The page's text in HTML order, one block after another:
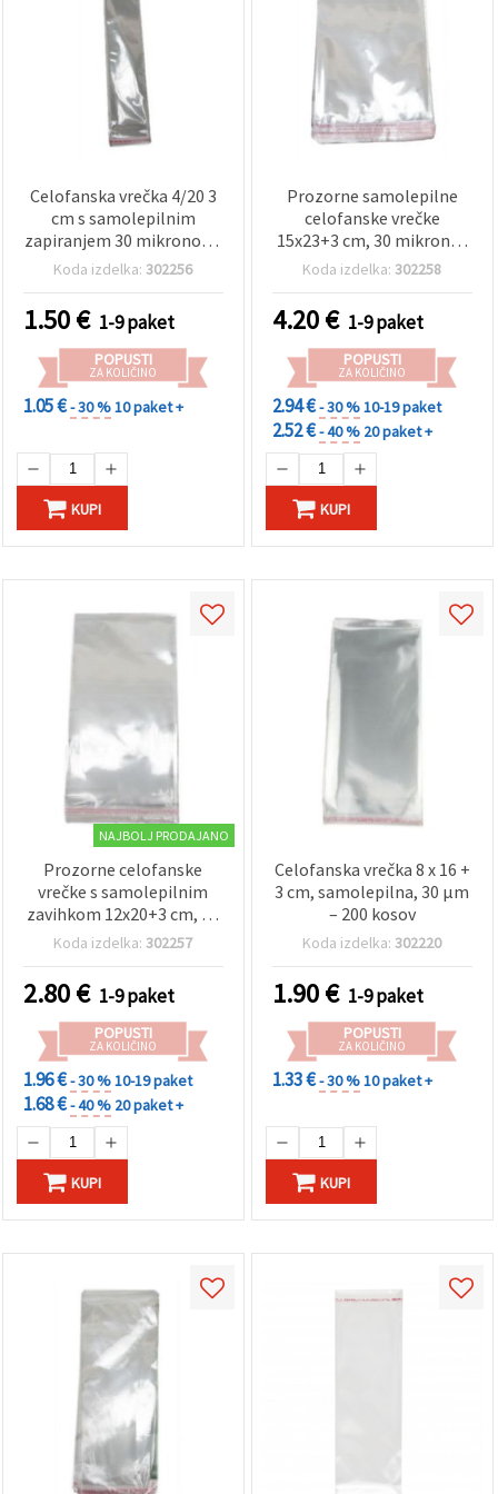
Celofanska vrečka 4/20 3
cm s samolepilnim
zapiranjem 30 mikronov –
200 kosov
Koda izdelka:302256
1.50€ 1-9 paket
POPUSTI
ZA KOLIČINO
1.05 €- 30 %10 paket +
KUPI
Prozorne samolepilne
celofanske vrečke
15x23+3 cm, 30 mikronov
- pakiranje 200 kosov
Koda izdelka:302258
4.20€ 1-9 paket
POPUSTI
ZA KOLIČINO
2.94 €- 30 %10-19 paket
2.52 €- 40 % 20 paket +
KUPI
NAJBOLJ PRODAJANO
Prozorne celofanske
vrečke s samolepilnim
zavihkom 12x20+3 cm, 30
mikronov - paket 200
Koda izdelka:302257
2.80€ 1-9 paket
POPUSTI
ZA KOLIČINO
1.96 €- 30 %10-19 paket
1.68 €- 40 % 20 paket +
KUPI
Celofanska vrečka 8 x 16 +
3 cm, samolepilna, 30 µm
– 200 kosov
Koda izdelka:302220
1.90€ 1-9 paket
POPUSTI
ZA KOLIČINO
1.33 €- 30 %10 paket +
KUPI